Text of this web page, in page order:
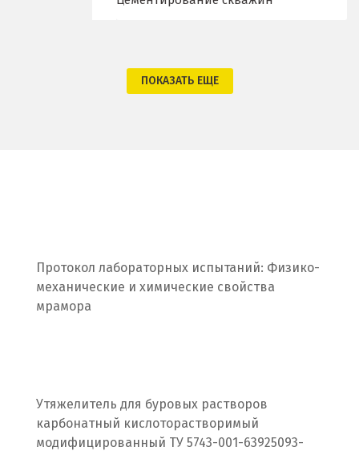
Первоуральск
Походилова
Псков
ПОКАЗАТЬ ЕЩЕ
Протокол лабораторных испытаний: Физико-
механические и химические свойства
мрамора
Утяжелитель для буровых растворов
карбонатный кислоторастворимый
модифицированный ТУ 5743-001-63925093-